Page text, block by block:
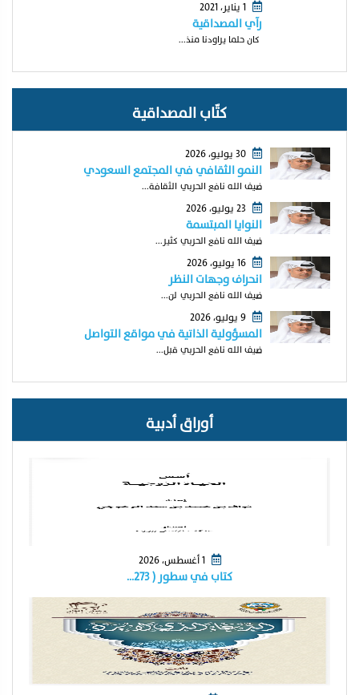
1 يناير، 2021
رآي المصداقية
كان حلما يراودنا منذ...
كتّاب المصداقية
30 يوليو، 2026
النمو الثقافي في المجتمع السعودي
ضيف الله نافع الحربي الثقافة...
النوايا المبتسمة
ضيف الله نافع الحربي كثير...
16 يوليو، 2026
انحراف وجهات النظر
ضيف الله نافع الحربي لن...
9 يوليو، 2026
المسؤولية الذاتية في مواقع التواصل
ضيف الله نافع الحربي قبل...
أوراق أدبية
1 أغسطس، 2026
كتاب في سطور ( ٢٧٣…